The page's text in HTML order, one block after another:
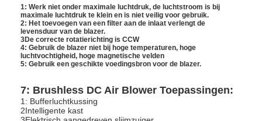
1: Werk niet onder maximale luchtdruk, de luchtstroom is bij
maximale luchtdruk te klein en is niet veilig voor gebruik.
2: Het toevoegen van een filter aan de inlaat verlengt de
levensduur van de blazer.
3De correcte rotatierichting is CCW
4: Gebruik de blazer niet bij hoge temperaturen, hoge
luchtvochtigheid, hoge magnetische velden
5: Gebruik een geschikte voedingsbron voor de blazer.
7: Brushless DC Air Blower Toepassingen:
1: Bufferluchtkussing
2Intelligente kast